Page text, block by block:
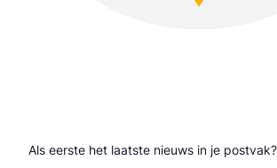
Als eerste het laatste nieuws in je postvak?